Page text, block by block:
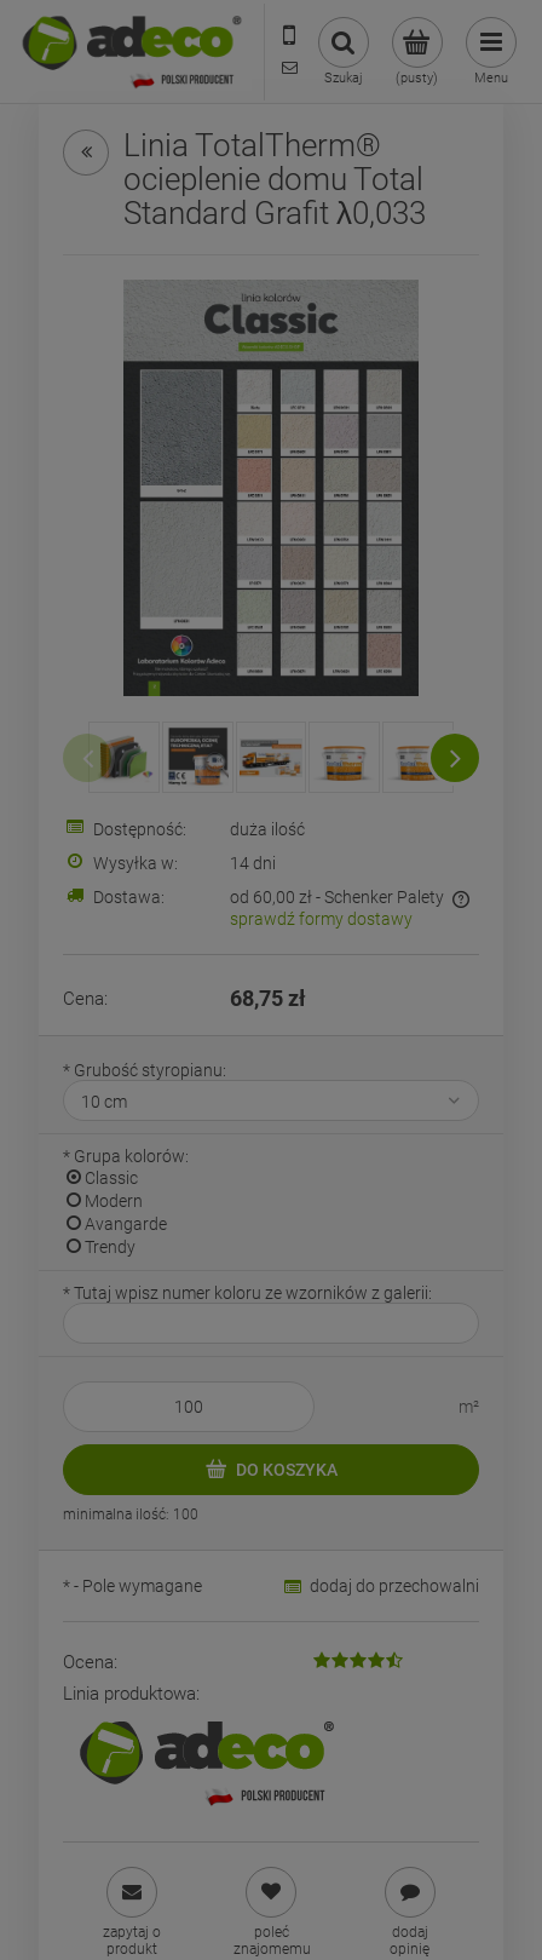
573 569 400
sklep@adecoshop.pl
(pusty)
Szukaj Menu
Linia TotalTherm®
ocieplenie domu Total
Standard Grafit λ0,033
Dostępność:
duża ilość
Wysyłka w:
14 dni
Dostawa:
od 60,00 zł - Schenker Palety
Cena nie zawiera ewentualnych kosztów płatności
sprawdź formy dostawy
Cena: 68,75 zł
* Grubość styropianu:
* Grupa kolorów:
Classic
Modern
Avangarde
Trendy
*Tutaj wpisz numer koloru ze wzorników z galerii:
m²
DO KOSZYKA
minimalna ilość: 100
dodaj do przechowalni
*- Pole wymagane
Ocena:
Linia produktowa:
zapytaj o
produkt
poleć
znajomemu
dodaj
opinię